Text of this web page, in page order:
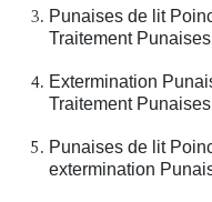
Punaises de lit
Traitement
Extermination
Traitement
Punaises de lit
extermination